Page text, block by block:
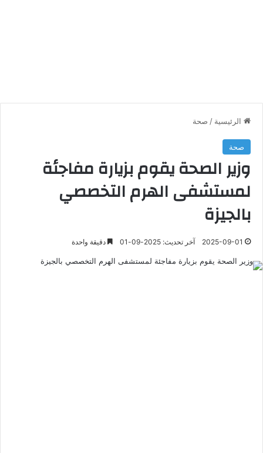
الرئيسية / صحة
صحة
وزير الصحة يقوم بزيارة مفاجئة
لمستشفى الهرم التخصصي
بالجيزة
2025-09-01 آخر تحديث: 2025-09-01 دقيقة واحدة